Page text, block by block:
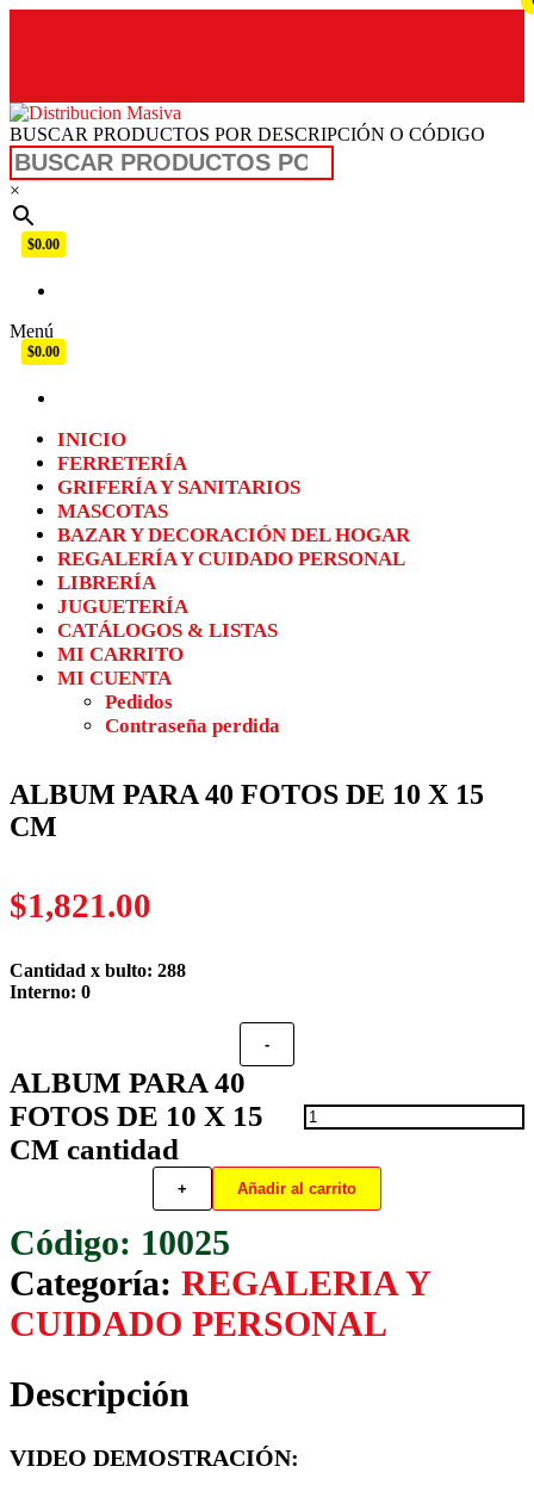
Distribucion Masiva
BUSCAR PRODUCTOS POR DESCRIPCIÓN O CÓDIGO
×
$0.00
Menú
$0.00
INICIO
FERRETERÍA
GRIFERÍA Y SANITARIOS
MASCOTAS
BAZAR Y DECORACIÓN DEL HOGAR
REGALERÍA Y CUIDADO PERSONAL
LIBRERÍA
JUGUETERÍA
CATÁLOGOS & LISTAS
MI CARRITO
MI CUENTA
Pedidos
Contraseña perdida
ALBUM PARA 40 FOTOS DE 10 X 15
CM
$1,821.00
Cantidad x bulto: 288
Interno: 0
-
ALBUM PARA 40
FOTOS DE 10 X 15
CM cantidad
+ Añadir al carrito
10025
Categoría: REGALERIA Y
CUIDADO PERSONAL
Descripción
VIDEO DEMOSTRACIÓN: